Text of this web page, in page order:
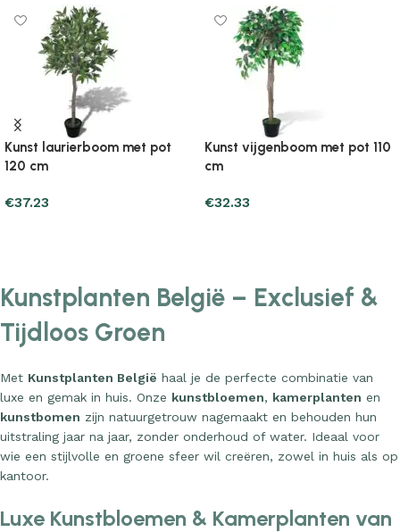
Kunst laurierboom met pot
120 cm
€37.23
Kunst vijgenboom met pot 110
cm
€32.33
Kunstplanten België – Exclusief &
Tijdloos Groen
Met Kunstplanten België haal je de perfecte combinatie van
luxe en gemak in huis. Onze kunstbloemen, kamerplanten en
kunstbomen zijn natuurgetrouw nagemaakt en behouden hun
uitstraling jaar na jaar, zonder onderhoud of water. Ideaal voor
wie een stijlvolle en groene sfeer wil creëren, zowel in huis als op
kantoor.
Luxe Kunstbloemen & Kamerplanten van